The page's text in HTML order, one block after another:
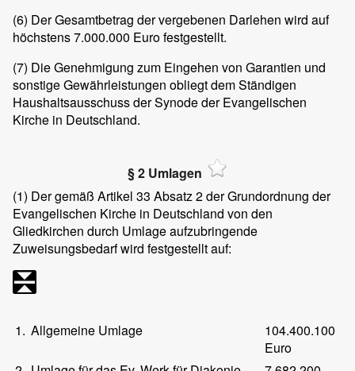
(6) Der Gesamtbetrag der vergebenen Darlehen wird auf
höchstens 7.000.000 Euro festgestellt.
(7) Die Genehmigung zum Eingehen von Garantien und
sonstige Gewährleistungen obliegt dem Ständigen
Haushaltsausschuss der Synode der Evangelischen
Kirche in Deutschland.
§ 2 Umlagen
(1) Der gemäß Artikel 33 Absatz 2 der Grundordnung der
Evangelischen Kirche in Deutschland von den
Gliedkirchen durch Umlage aufzubringende
Zuweisungsbedarf wird festgestellt auf:
1. Allgemeine Umlage
104.400.100
Euro